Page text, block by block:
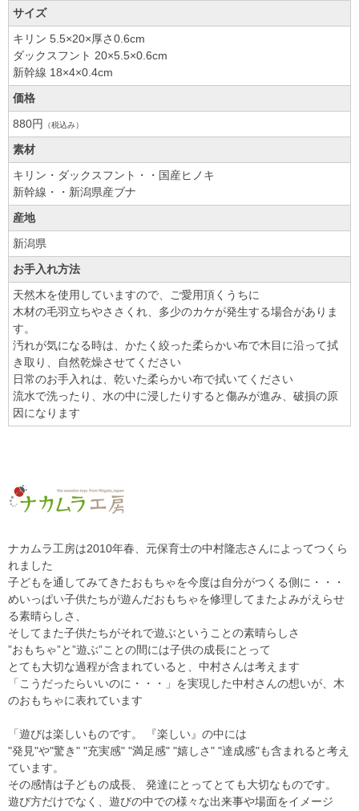
サイズ
キリン 5.5×20×厚さ0.6cm
ダックスフント 20×5.5×0.6cm
新幹線 18×4×0.4cm
価格
880円
（税込み）
素材
キリン・ダックスフント・・国産ヒノキ
新幹線・・新潟県産ブナ
産地
新潟県
お手入れ方法
天然木を使用していますので、ご愛用頂くうちに
木材の毛羽立ちやささくれ、多少のカケが発生する場合がありま
す。
汚れが気になる時は、かたく絞った柔らかい布で木目に沿って拭
き取り、自然乾燥させてください
日常のお手入れは、乾いた柔らかい布で拭いてください
流水で洗ったり、水の中に浸したりすると傷みが進み、破損の原
因になります
ナカムラ工房は2010年春、元保育士の中村隆志さんによってつくら
れました
子どもを通してみてきたおもちゃを今度は自分がつくる側に・・・
めいっぱい子供たちが遊んだおもちゃを修理してまたよみがえらせ
る素晴らしさ、
そしてまた子供たちがそれで遊ぶということの素晴らしさ
”おもちゃ”と”遊ぶ”ことの間には子供の成長にとって
とても大切な過程が含まれていると、中村さんは考えます
「こうだったらいいのに・・・」を実現した中村さんの想いが、木
のおもちゃに表れています
「遊びは楽しいものです。 『楽しい』の中には
"発見"や"驚き" "充実感" "満足感" "嬉しさ" "達成感"も含まれると考え
ています。
その感情は子どもの成長、 発達にとってとても大切なものです。
遊び方だけでなく、遊びの中での様々な出来事や場面をイメージ